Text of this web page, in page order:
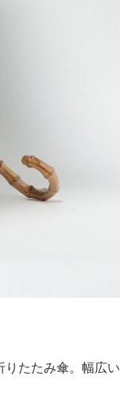
りたたみ傘。幅広い